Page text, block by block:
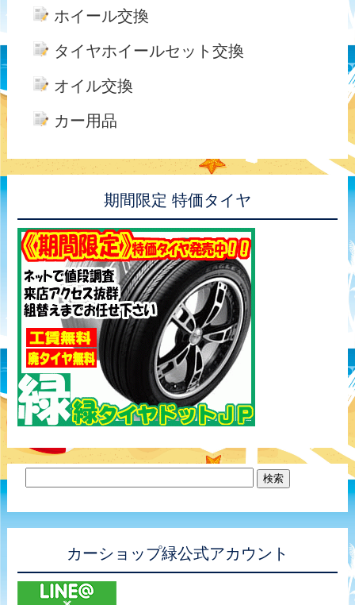
ホイール交換
タイヤホイールセット交換
オイル交換
カー用品
期間限定 特価タイヤ
カーショップ緑公式アカウント